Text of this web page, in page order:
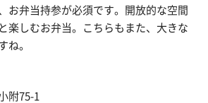
お弁当持参が必須です。開放的な空間
楽しむお弁当。こちらもまた、大きな
ね。
附75-1